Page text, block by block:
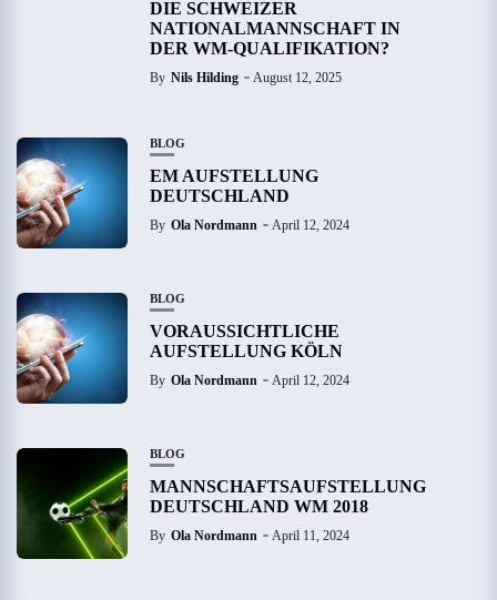
DIE SCHWEIZER
NATIONALMANNSCHAFT IN
DER WM-QUALIFIKATION?
By Nils Hilding August 12, 2025
BLOG
EM AUFSTELLUNG
DEUTSCHLAND
By Ola Nordmann April 12, 2024
BLOG
VORAUSSICHTLICHE
AUFSTELLUNG KÖLN
By Ola Nordmann April 12, 2024
BLOG
MANNSCHAFTSAUFSTELLUNG
DEUTSCHLAND WM 2018
By Ola Nordmann April 11, 2024